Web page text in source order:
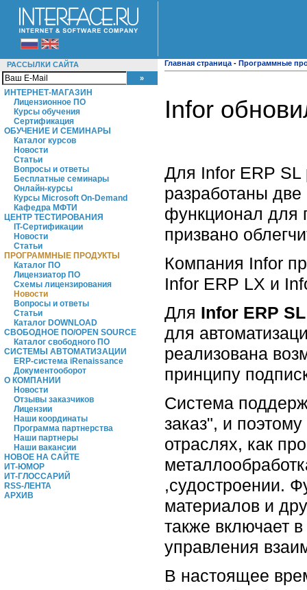
РАССЫЛКИ САЙТА
ИНТЕРНЕТ-МАГАЗИН
Лицензионное ПО
Курсы обучения
Сертификация
ОБУЧЕНИЕ И СЕМИНАРЫ
Каталог курсов
Новости
Статьи
Вопросы и ответы
Бесплатные семинары
Онлайн-курсы
Курсы Microsoft On-Demand
Кафедра МФТИ
ЦЕНТР ТЕСТИРОВАНИЯ
IT-Сертификации
Новости
Статьи
ПРОГРАММНЫЕ ПРОДУКТЫ
Каталог ПО
Лицензиатор ПО
Схемы лицензирования
Новости
Вопросы и ответы
Статьи
Каталог DOWNLOAD
СВОБОДНОЕ ПО/OPEN SOURCE
Каталог свободного ПО
СИСТЕМЫ АВТОМАТИЗАЦИИ
ERP-система iRenaissance
Документооборот
О КОМПАНИИ
Новости
Отзывы заказчиков
Лицензии
Наши координаты
Программа партнерства
Наши партнеры
Наши вакансии
НОВОЕ НА САЙТЕ
ИТ-ЮМОР
ИТ-ГЛОССАРИЙ
RSS-ЛЕНТА
АРХИВ
Главная страница - Программные
Infor
Для Infor ERP SL
разработаны
функционал для
призвано
Компания Infor
Infor ERP LX и
Для Infor ERP
для
реализована
принципу
Система
заказ", и
отраслях, как
,судостроении.
материалов и
также включает
управления
В настоящее